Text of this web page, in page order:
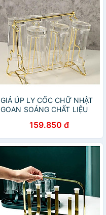
GIÁ ÚP LY CỐC CHỮ NHẬT
GOAN SOÁNG CHẤT LIỆU
159.850 đ